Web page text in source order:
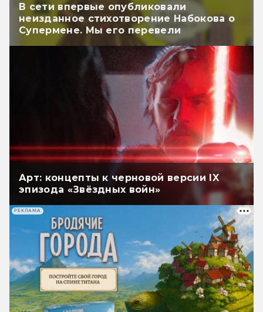
В сети впервые опубликовали
неизданное стихотворение Набокова о
Супермене. Мы его перевели
Арт: концепты к черновой версии IX
эпизода «Звёздных войн»
РЕКЛАМА